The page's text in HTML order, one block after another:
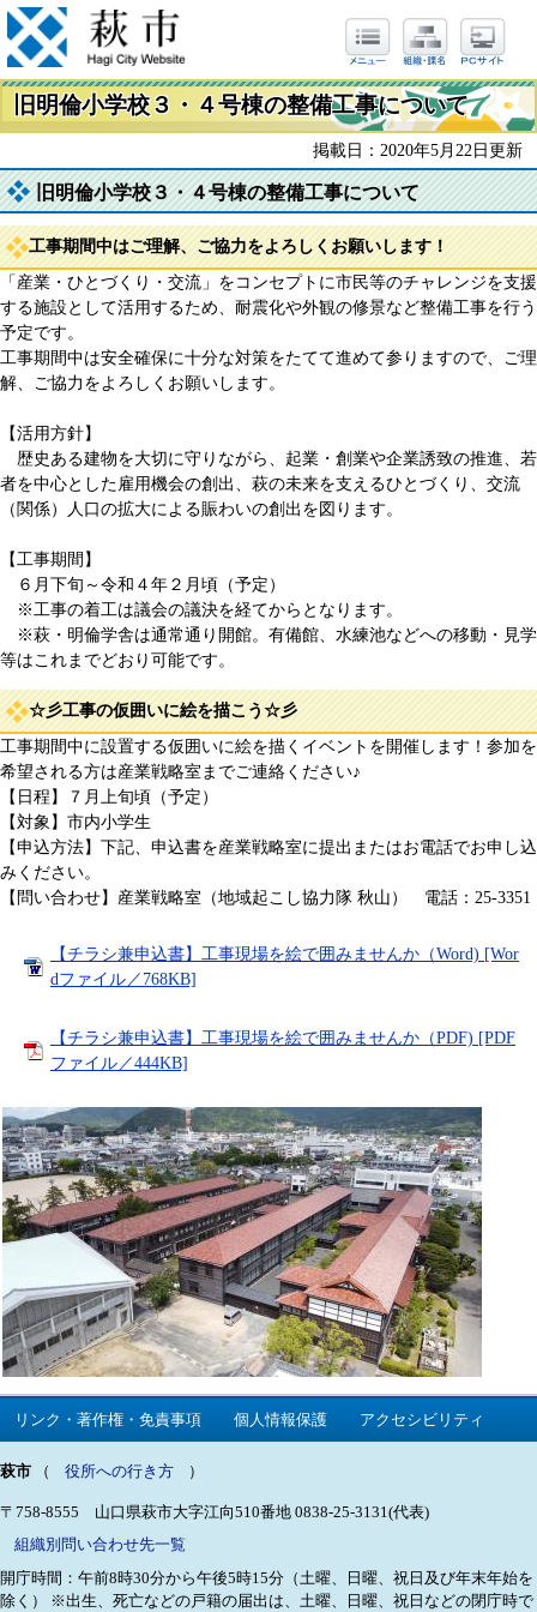
旧明倫小学校３・４号棟の整備工事について
掲載日：2020年5月22日更新
旧明倫小学校３・４号棟の整備工事について
工事期間中はご理解、ご協力をよろしくお願いします！
「産業・ひとづくり・交流」をコンセプトに市民等のチャレンジを支援
する施設として活用するため、耐震化や外観の修景など整備工事を行う
予定です。
工事期間中は安全確保に十分な対策をたてて進めて参りますので、ご理
解、ご協力をよろしくお願いします。
【活用方針】
歴史ある建物を大切に守りながら、起業・創業や企業誘致の推進、若
者を中心とした雇用機会の創出、萩の未来を支えるひとづくり、交流
（関係）人口の拡大による賑わいの創出を図ります。
【工事期間】
６月下旬～令和４年２月頃（予定）
※工事の着工は議会の議決を経てからとなります。
※萩・明倫学舎は通常通り開館。有備館、水練池などへの移動・見学
等はこれまでどおり可能です。
☆彡工事の仮囲いに絵を描こう☆彡
工事期間中に設置する仮囲いに絵を描くイベントを開催します！参加を
希望される方は産業戦略室までご連絡ください♪
【日程】７月上旬頃（予定）
【対象】市内小学生
【申込方法】下記、申込書を産業戦略室に提出またはお電話でお申し込
みください。
【問い合わせ】産業戦略室（地域起こし協力隊 秋山） 電話：25-3351
【チラシ兼申込書】工事現場を絵で囲みませんか（Word) [Wor
dファイル／768KB]
【チラシ兼申込書】工事現場を絵で囲みませんか（PDF) [PDF
ファイル／444KB]
リンク・著作権・免責事項 個人情報保護 アクセシビリティ
萩市 （ 役所への行き方 ）
〒758-8555 山口県萩市大字江向510番地 0838-25-3131(代表)
組織別問い合わせ先一覧
開庁時間：午前8時30分から午後5時15分（土曜、日曜、祝日及び年末年始を
除く）
※出生、死亡などの戸籍の届出は、土曜、日曜、祝日などの閉庁時で